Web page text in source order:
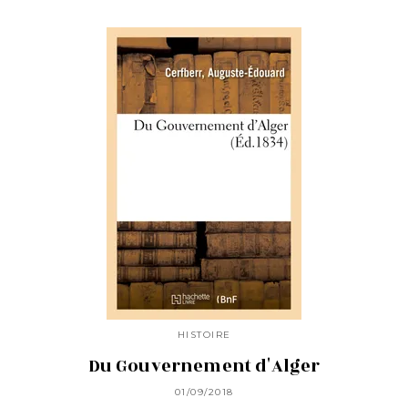
HISTOIRE
Du Gouvernement d'Alger
01/09/2018